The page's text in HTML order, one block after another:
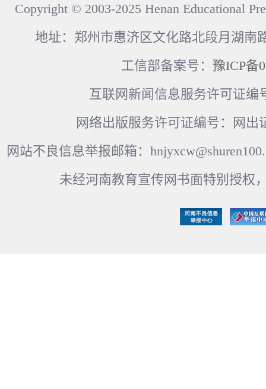
Copyright © 2003-2025 Henan Educational
地址：郑州市惠济区文化路北段月湖南
工信部备案号： 豫ICP备
互联网新闻信息服务许可证编
网络出版服务许可证编号：网出
网站不良信息举报邮箱：
未经河南教育宣传网书面特别授权